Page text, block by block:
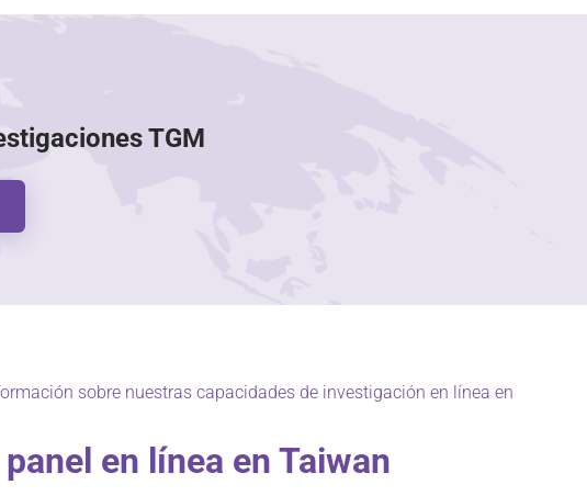
TGM
sobre nuestras capacidades de investigación en línea en
en línea en Taiwan